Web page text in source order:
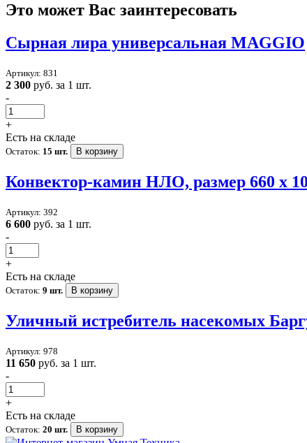
Это может Вас заинтересовать
Сырная лира универсальная MAGGIO
Артикул: 831
2 300 руб. за 1 шт.
-
+
Есть на складе
Остаток: 15 шт. В корзину
Конвектор-камин НЛО, размер 660 x
Артикул: 392
6 600 руб. за 1 шт.
-
+
Есть на складе
Остаток: 9 шт. В корзину
Уличный истребитель насекомых
Артикул: 978
11 650 руб. за 1 шт.
-
+
Есть на складе
Остаток: 20 шт. В корзину